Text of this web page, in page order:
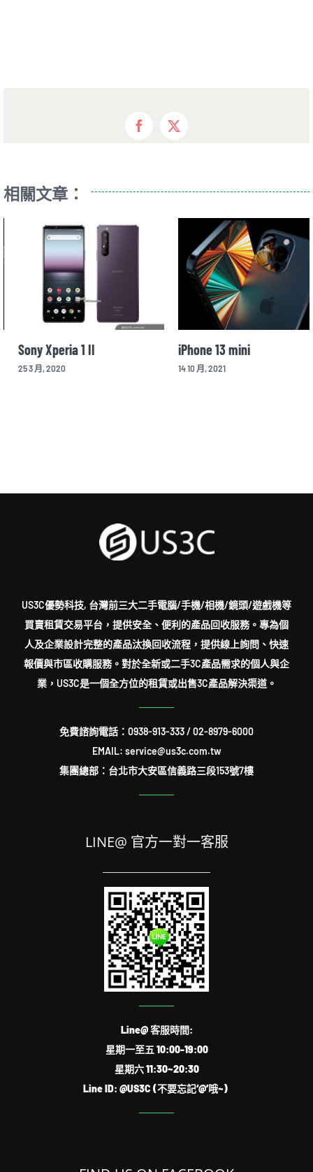
Facebook
X
相關文章：
Sony Xperia 1 II
25 3 月, 2020
iPhone 13 mini
14 10 月, 2021
US3C優勢科技, 台灣前三大二手電腦/手機/相機/鏡頭/遊戲機等
買賣租賃交易平台，提供安全、便利的產品回收服務。專為個
人及企業設計完整的產品汰換回收流程，提供線上詢問、快速
報價與市區收購服務。對於全新或二手3C產品需求的個人與企
業，US3C是一個全方位的租賃或出售3C產品解決渠道。
免費諮詢電話： 0938-913-333/02-8979-6000
EMAIL: service@us3c.com.tw
集團總部：台北市大安區信義路三段153號7樓
LINE@ 官方一對一客服
Line@ 客服時間:
星期一至五 10:00-19:00
星期六 11:30~20:30
Line ID: @US3C (不要忘記‘@’哦~)